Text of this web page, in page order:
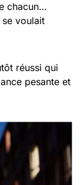
chacun…
voulait
réussi qui
pesante et